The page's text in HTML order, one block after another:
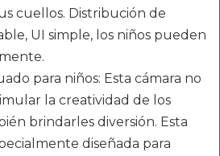
cuellos. Distribución de
UI simple, los niños pueden
para niños: Esta cámara no
la creatividad de los
brindarles diversión. Esta
diseñada para